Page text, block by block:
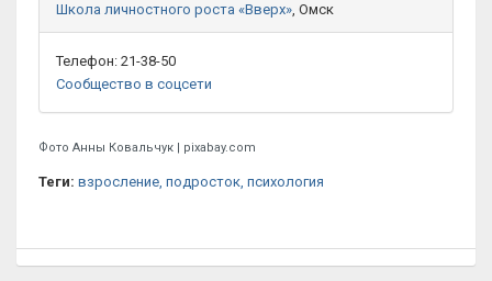
Школа личностного роста «Вверх», Омск
Телефон: 21-38-50
Сообщество в соцсети
Фото Анны Ковальчук | pixabay.com
Теги: взросление, подросток, психология